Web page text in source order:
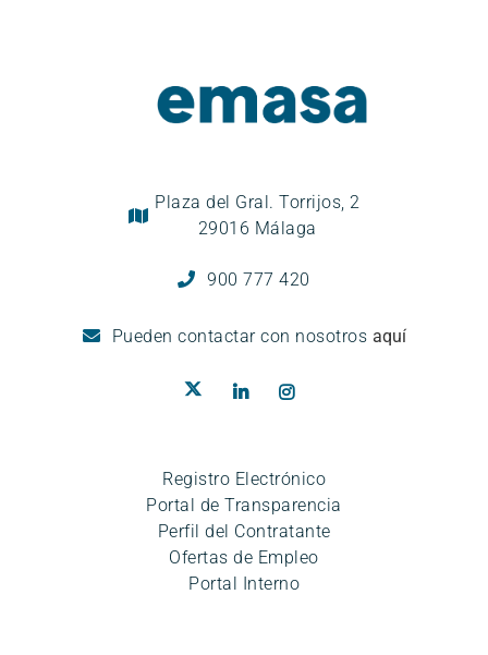
Plaza del Gral. Torrijos, 2
29016 Málaga
900 777 420
Pueden contactar con nosotros aquí
Registro Electrónico
Portal de Transparencia
Perfil del Contratante
Ofertas de Empleo
Portal Interno